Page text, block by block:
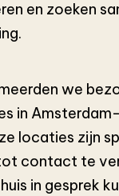
en zoeken
we
in
locaties zijn
contact te
in gesprek